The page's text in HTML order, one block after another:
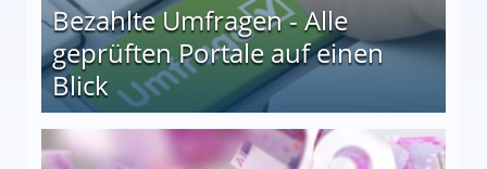
Bezahlte Umfragen - Alle
geprüften Portale auf einen
Blick
auf einen Blick